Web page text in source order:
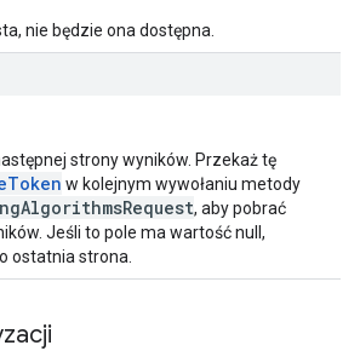
nie będzie ona dostępna.
strony wyników. Przekaż tę
w kolejnym wywołaniu metody
, aby pobrać
Jeśli to pole ma wartość null,
ostatnia strona.